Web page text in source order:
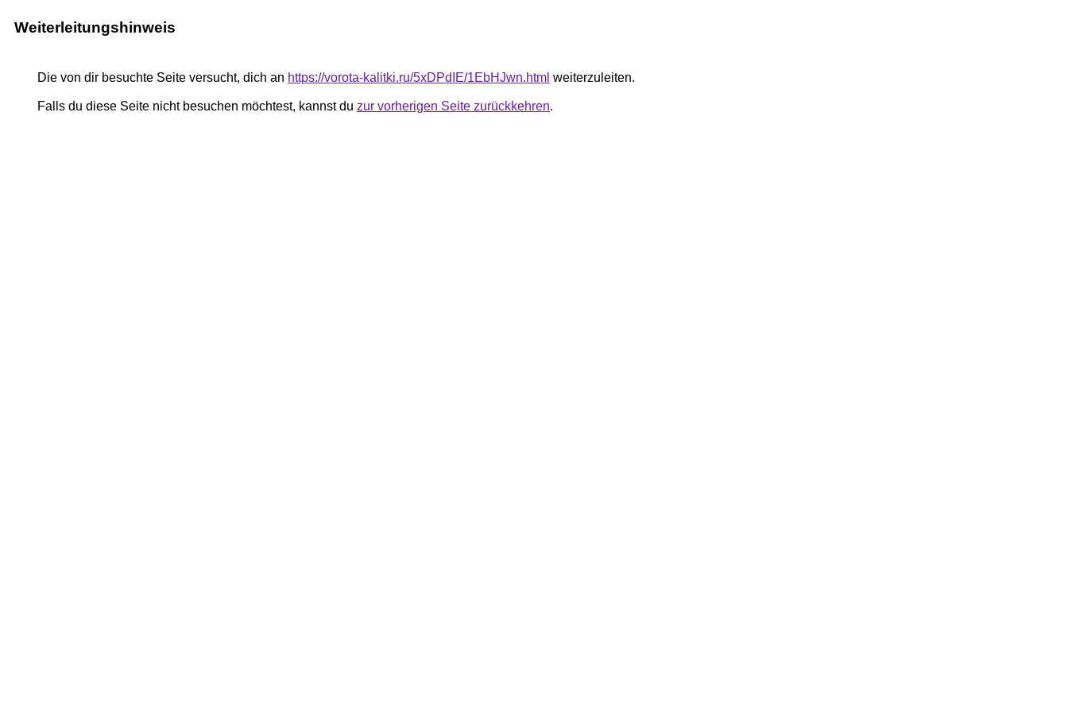
Weiterleitungshinweis
Die von dir besuchte Seite versucht, dich an https://vorota-kalitki.ru/5xDPdIE/1EbHJwn.html weiterzuleiten.
Falls du diese Seite nicht besuchen möchtest, kannst du zur vorherigen Seite zurückkehren.